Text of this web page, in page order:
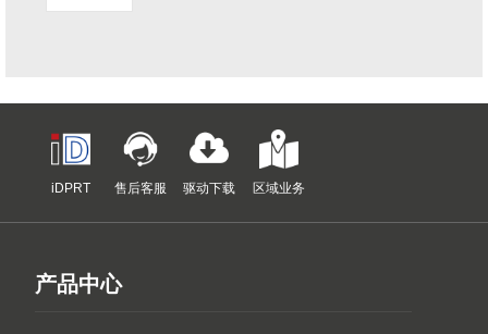
iDPRT 售后客服 驱动下载 区域业务
产品中心